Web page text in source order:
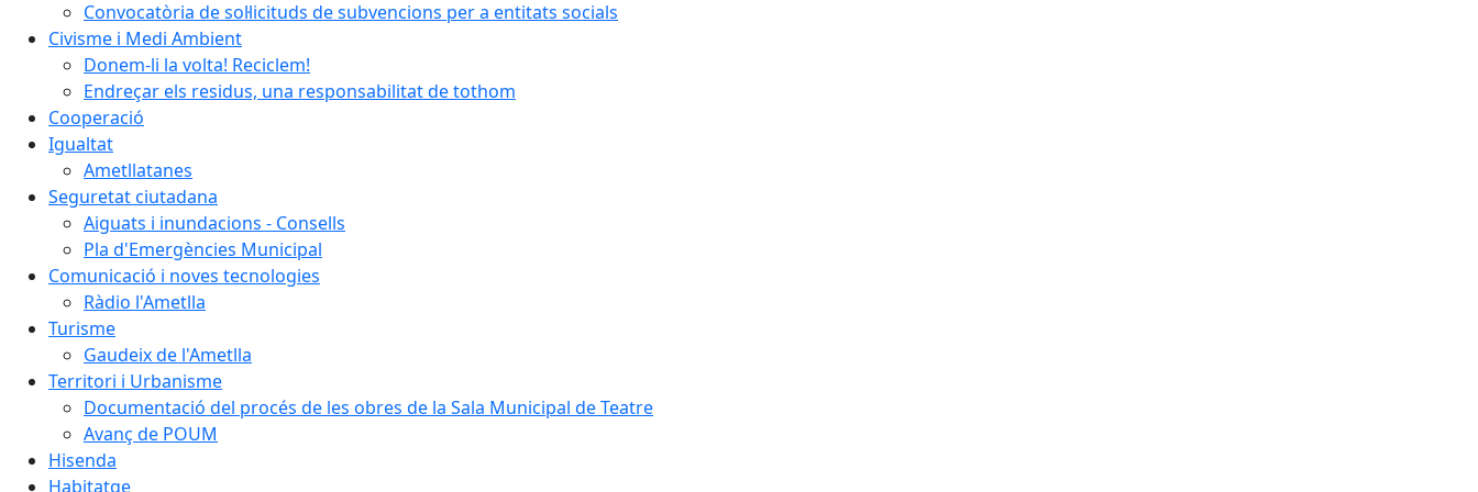
Convocatòria de sol·licituds de subvencions per a entitats socials
Civisme i Medi Ambient
Donem-li la volta! Reciclem!
Endreçar els residus, una responsabilitat de tothom
Cooperació
Igualtat
Ametllatanes
Seguretat ciutadana
Aiguats i inundacions - Consells
Pla d'Emergències Municipal
Comunicació i noves tecnologies
Ràdio l'Ametlla
Turisme
Gaudeix de l'Ametlla
Territori i Urbanisme
Documentació del procés de les obres de la Sala Municipal de Teatre
Avanç de POUM
Hisenda
Habitatge